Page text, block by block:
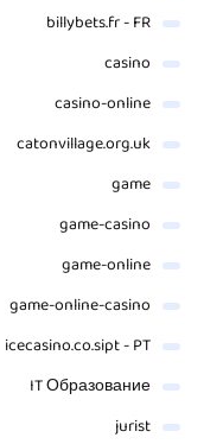
billybets.fr - FR
casino
casino-online
catonvillage.org.uk
game
game-casino
game-online
game-online-casino
icecasino.co.sipt - PT
IT Образование
jurist